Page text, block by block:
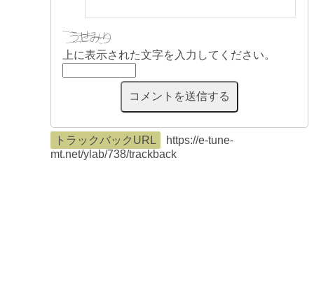
上に表示された文字を入力してください。
トラックバックURL
https://e-tune-
mt.net/ylab/738/trackback